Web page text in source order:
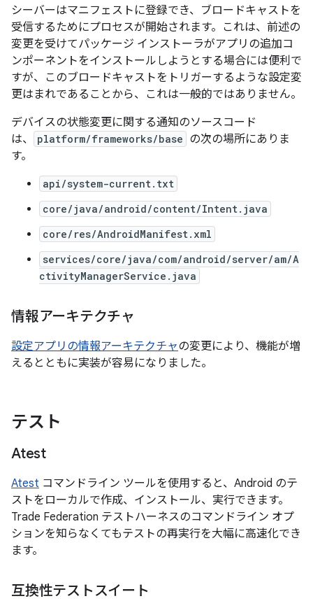
シーバーはマニフェストに登録でき、ブロードキャストを
受信するためにプロセスが開始されます。これは、前述の
変更を受けてパッケージ インストーラがアプリの追加コ
ンポーネントをインストールしようとする場合には便利で
すが、このブロードキャストをトリガーするような設定変
更はまれであることから、これは一般的ではありません。
デバイスの状態変更に関する通知のソースコード
は、
platform/frameworks/base の次の場所にありま
す。
api/system-current.txt
core/java/android/content/Intent.java
core/res/AndroidManifest.xml
services/core/java/com/android/server/am/A
ctivityManagerService.java
情報アーキテクチャ
設定アプリの情報アーキテクチャの変更により、機能が増
えるとともに実装が容易になりました。
テスト
Atest
Atest コマンドライン ツールを使用すると、Android のテ
ストをローカルで作成、インストール、実行できます。
Trade Federation テストハーネスのコマンドライン オプ
ションを知らなくてもテストの再実行を大幅に高速化でき
ます。
互換性テストスイート